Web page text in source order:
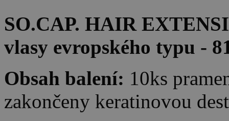
SO.CAP. HAIR
vlasy evropského typu -
Obsah balení: 10ks
zakončeny keratinovou